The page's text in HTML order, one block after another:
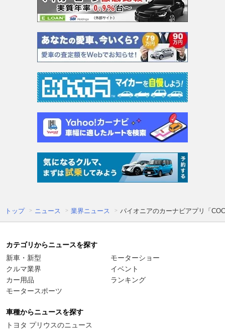
トップ ニュース 業界ニュース パイオニアのカーナビアプリ「
カテゴリからニュースを探す
新車・新型
クルマ業界
カー用品
モータースポーツ
モーターショー
イベント
ランキング
車種からニュースを探す
トヨタ プリウスのニュース